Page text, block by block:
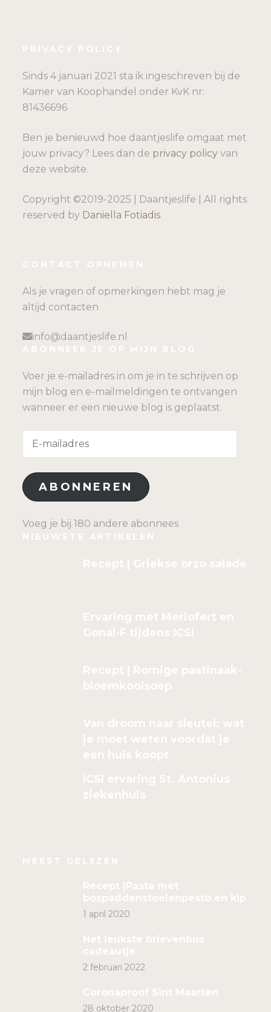
PRIVACY POLICY
Sinds 4 januari 2021 sta ik ingeschreven bij de
Kamer van Koophandel onder KvK nr:
81436696
Ben je benieuwd hoe daantjeslife omgaat met
jouw privacy? Lees dan de privacy policy van
deze website.
Copyright ©2019-2025 | Daantjeslife | All rights
reserved by Daniella Fotiadis
CONTACT OPNEMEN
Als je vragen of opmerkingen hebt mag je
altijd contacten
info@daantjeslife.nl
ABONNEER JE OP MIJN BLOG
Voer je e-mailadres in om je in te schrijven op
mijn blog en e-mailmeldingen te ontvangen
wanneer er een nieuwe blog is geplaatst.
ABONNEREN
Voeg je bij 180 andere abonnees
NIEUWSTE ARTIKELEN
Recept | Griekse orzo salade
Ervaring met Meriofert en
Gonal-F tijdens ICSI
Recept | Romige pastinaak-
bloemkoolsoep
Van droom naar sleutel: wat
je moet weten voordat je
een huis koopt
ICSI ervaring St. Antonius
ziekenhuis
MEEST GELEZEN
Recept |Pasta met
bospaddenstoelenpesto en kip
1 april 2020
Het leukste brievenbus
cadeautje
2 februari 2022
Coronaproof Sint Maarten
28 oktober 2020